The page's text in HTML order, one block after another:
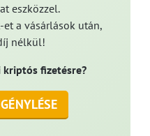
eszközzel.
et a vásárlások után,
nélkül!
kriptós fizetésre?